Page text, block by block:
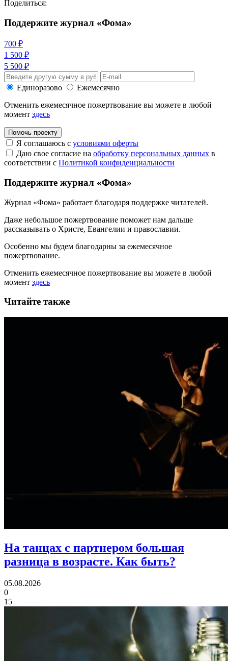
Поделиться:
Поддержите журнал «Фома»
700 ₽
1 500 ₽
5 500 ₽
Единоразово
Ежемесячно
Отменить ежемесячное пожертвование вы можете в любой
момент здесь
Помочь проекту
Я соглашаюсь с условиями оферты
Даю свое согласие на обработку персональных данных в
соответствии с Политикой конфиденциальности
Поддержите журнал «Фома»
Журнал «Фома» работает благодаря поддержке читателей.
Даже небольшое пожертвование поможет нам дальше
рассказывать о Христе, Евангелии и православии.
Особенно мы будем благодарны за ежемесячное
пожертвование.
Отменить ежемесячное пожертвование вы можете в любой
момент здесь
Читайте также
На танцах с партнером большая
разница в возрасте. Как быть?
05.08.2026
0
15